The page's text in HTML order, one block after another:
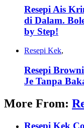
Resepi Ais
di Dalam.
by Step!
Resepi Kek,
Resepi
Je Tanpa
More From:
Resepi Kek